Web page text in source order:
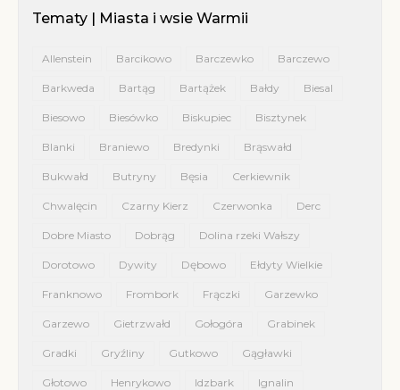
Tematy | Miasta i wsie Warmii
Allenstein Barcikowo Barczewko Barczewo
Barkweda Bartąg Bartążek Bałdy Biesal
Biesowo Biesówko Biskupiec Bisztynek
Blanki Braniewo Bredynki Brąswałd
Bukwałd Butryny Bęsia Cerkiewnik
Chwalęcin Czarny Kierz Czerwonka Derc
Dobre Miasto Dobrąg Dolina rzeki Wałszy
Dorotowo Dywity Dębowo Ełdyty Wielkie
Franknowo Frombork Frączki Garzewko
Garzewo Gietrzwałd Gołogóra Grabinek
Gradki Gryźliny Gutkowo Gągławki
Głotowo Henrykowo Idzbark Ignalin